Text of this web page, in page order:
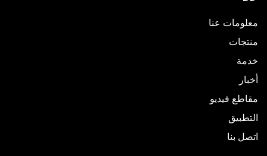
معلومات عنا
منتجات
خدمة
أخبار
مقاطع فيديو
التطبيق
اتصل بنا